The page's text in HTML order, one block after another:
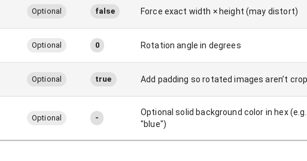
Optional false Force exact width × height (may distort)
Optional 0 Rotation angle in degrees
Optional true Add padding so rotated images aren’t
Optional -
Optional solid background color in hex
"blue")